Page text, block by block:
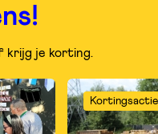
krijg je korting.
Kortingsactie